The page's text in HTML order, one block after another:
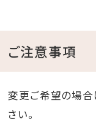
ご注意事項
変更ご希望の場合
さい。